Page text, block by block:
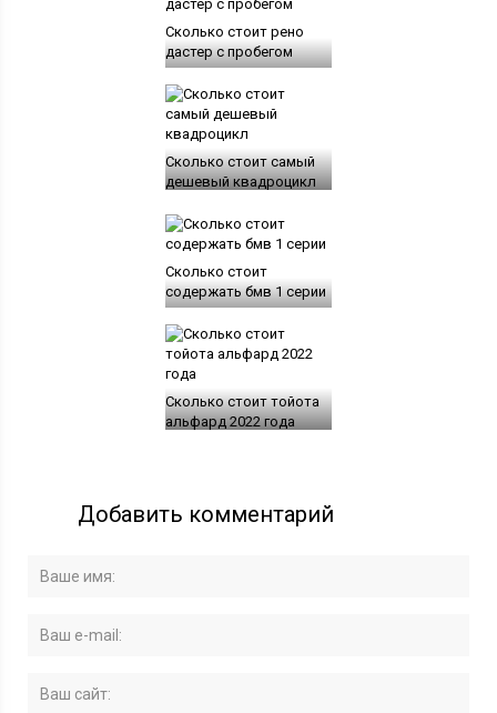
Сколько стоит рено
дастер с пробегом
Сколько стоит самый
дешевый квадроцикл
Сколько стоит
содержать бмв 1 серии
Сколько стоит тойота
альфард 2022 года
Добавить комментарий